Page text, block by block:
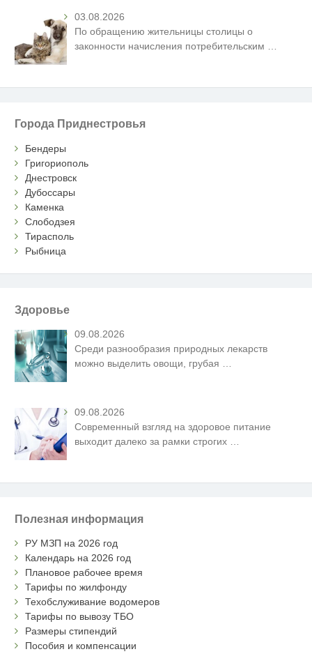
03.08.2026
По обращению жительницы столицы о
законности начисления потребительским
Города Приднестровья
Бендеры
Григориополь
Днестровск
Дубоссары
Каменка
Слободзея
Тирасполь
Рыбница
Здоровье
09.08.2026
Среди разнообразия природных лекарств
можно выделить овощи, грубая
09.08.2026
Современный взгляд на здоровое питание
выходит далеко за рамки строгих
Полезная информация
РУ МЗП на 2026 год
Календарь на 2026 год
Плановое рабочее время
Тарифы по жилфонду
Техобслуживание водомеров
Тарифы по вывозу ТБО
Размеры стипендий
Пособия и компенсации